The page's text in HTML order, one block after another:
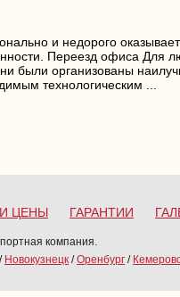
и недорого
Переезд офиса Для
были организованы
технологическим ...
ЦЕНЫ ГАРАНТИИ
компания.
/ Новокузнецк /Оренбург /